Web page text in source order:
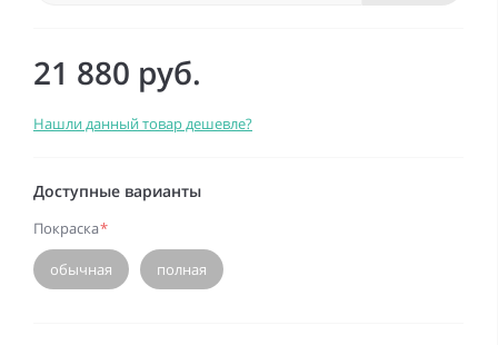
21 880 руб.
Нашли данный товар дешевле?
Доступные варианты
Покраска*
обычная полная